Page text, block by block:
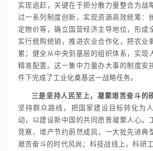
实现追赶，关键在于把分散力量整合为战
过一系列制度创新，实现资源高效统筹：
定物价等，确立国营经济主导地位，形成
实行统购统销，推进农业合作化，把农业
累；健全从中央到基层的组织体系，实现
精准配置。这一集中力量办大事的制度安
件下完成了工业化奠基这一战略任务。
三是坚持人民至上，凝聚艰苦奋斗的
坚持群众路线，把国家建设目标转化为
动，以建设新中国的共同愿景凝聚人心。
竞赛、增产节约蔚然成风，一大批先进典
艰苦奋斗的时代风尚；科技战线上，科研